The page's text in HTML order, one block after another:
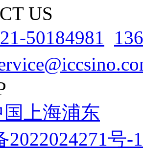
US
50184981
上海浦东
2022024271号-1